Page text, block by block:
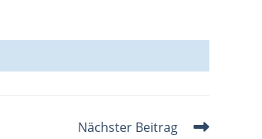
Nächster Beitrag